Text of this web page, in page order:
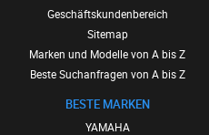
Geschäftskundenbereich
Sitemap
Marken und Modelle von A bis Z
Beste Suchanfragen von A bis Z
BESTE MARKEN
YAMAHA